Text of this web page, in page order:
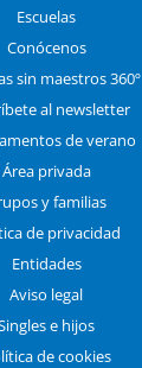
Escuelas
Conócenos
sin maestros 360º
al newsletter
de verano
Área privada
y familias
de privacidad
Entidades
Aviso legal
e hijos
de cookies